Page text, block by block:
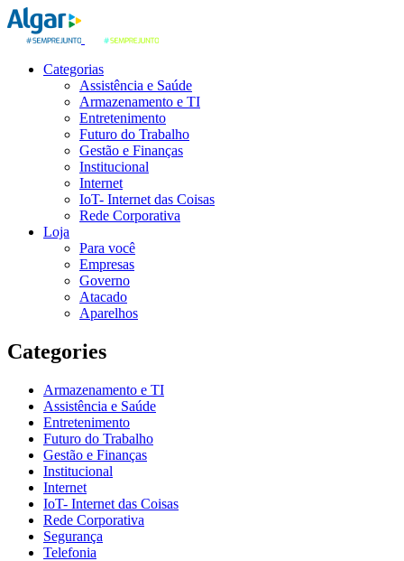
Categorias
Assistência e Saúde
Armazenamento e TI
Entretenimento
Futuro do Trabalho
Gestão e Finanças
Institucional
Internet
IoT- Internet das Coisas
Rede Corporativa
Loja
Para você
Empresas
Governo
Atacado
Aparelhos
Categories
Armazenamento e TI
Assistência e Saúde
Entretenimento
Futuro do Trabalho
Gestão e Finanças
Institucional
Internet
IoT- Internet das Coisas
Rede Corporativa
Segurança
Telefonia